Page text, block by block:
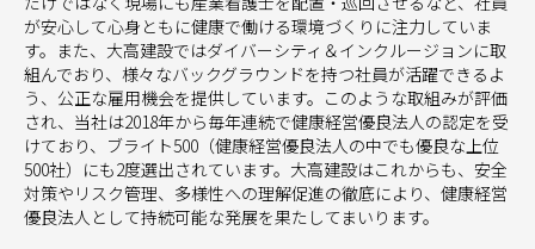
が安心して心身ともに健康で働ける環境づくりに注力していま
す。また、大高建設ではダイバーシティ＆インクルージョンに取
組んでおり、様々なバックグラウンドを持つ社員が活躍できるよ
う、公正な雇用機会を提供しています。このような取組みが評価
され、当社は2018年から毎年連続で健康経営優良法人の認定を受
けており、ブライト500（健康経営優良法人の中でも優良な上位
500社）にも2度選出されています。大高建設はこれからも、安全
対策やリスク管理、多様性への理解促進の徹底により、健康経営
優良法人として持続可能な発展を果たしてまいります。